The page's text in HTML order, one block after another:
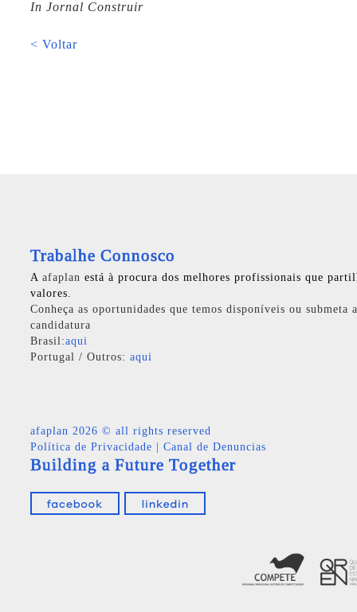
In Jornal Construir
< Voltar
Trabalhe Connosco
A afaplan está à procura dos melhores profissionais que
valores.
Conheça as oportunidades que temos disponíveis ou submeta
candidatura
Brasil:aqui
Portugal / Outros: aqui
afaplan 2026 © all rights reserved
Política de Privacidade
Canal de Denuncias
Building a Future Together